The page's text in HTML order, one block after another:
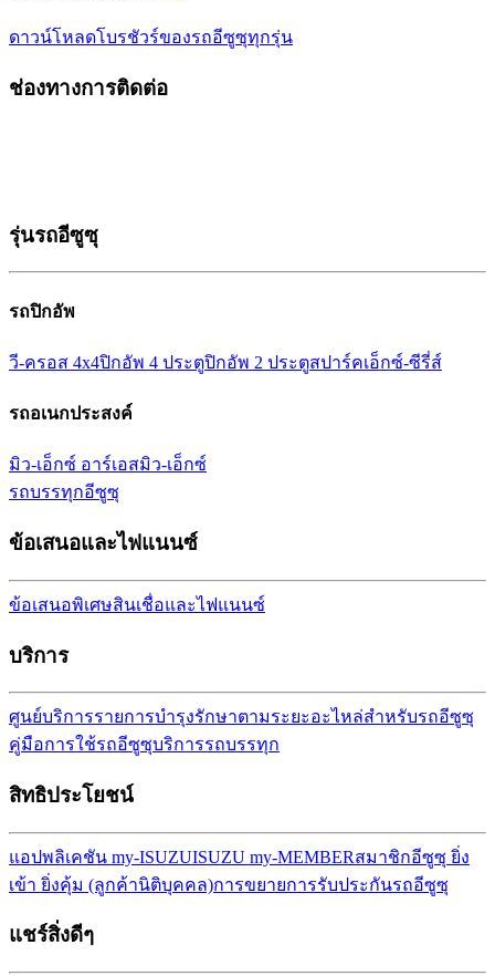
ดาวน์โหลดโบรชัวร์ของรถอีซูซุทุกรุ่น
ช่องทางการติดต่อ
รุ่นรถอีซูซุ
รถปิกอัพ
วี-ครอส 4x4ปิกอัพ 4 ประตูปิกอัพ 2 ประตูสปาร์คเอ็กซ์-ซีรี่ส์
รถอเนกประสงค์
มิว-เอ็กซ์ อาร์เอสมิว-เอ็กซ์
รถบรรทุกอีซูซุ
ข้อเสนอและไฟแนนซ์
ข้อเสนอพิเศษสินเชื่อและไฟแนนซ์
บริการ
ศูนย์บริการรายการบำรุงรักษาตามระยะอะไหล่สำหรับรถอีซูซุ
คู่มือการใช้รถอีซูซุบริการรถบรรทุก
สิทธิประโยชน์
แอปพลิเคชัน my-ISUZUISUZU my-MEMBERสมาชิกอีซูซุ ยิ่ง
เข้า ยิ่งคุ้ม (ลูกค้านิติบุคคล)การขยายการรับประกันรถอีซูซุ
แชร์สิ่งดีๆ